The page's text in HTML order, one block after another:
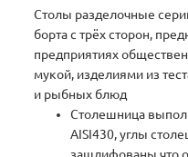
Столы разделочные
борта с трёх сторон,
предприятиях
мукой, изделиями из
и рыбных блюд
Столешница
AISI430, углы